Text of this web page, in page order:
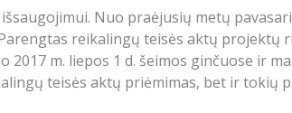
Nuo praėjusių metų
reikalingų teisės aktų projektų
m. liepos 1 d. šeimos ginčuose ir
teisės aktų priėmimas, bet ir